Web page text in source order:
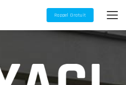
Rappel Gratuit